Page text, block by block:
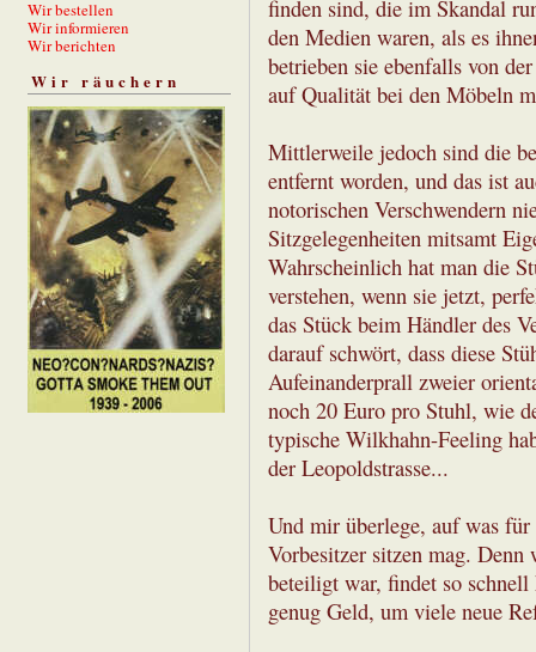
Wir bestellen
Wir informieren
Wir berichten
Wir räuchern
finden sind, die im Skandal
den Medien waren, als es
betrieben sie ebenfalls von
auf Qualität bei den Möbeln
Mittlerweile jedoch sind die
entfernt worden, und das ist
notorischen Verschwendern
Sitzgelegenheiten mitsamt
Wahrscheinlich hat man die
verstehen, wenn sie jetzt,
das Stück beim Händler des
darauf schwört, dass diese
Aufeinanderprall zweier
noch 20 Euro pro Stuhl, wie
typische Wilkhahn-Feeling
der Leopoldstrasse...
Und mir überlege, auf was
Vorbesitzer sitzen mag.
beteiligt war, findet so
genug Geld, um viele neue